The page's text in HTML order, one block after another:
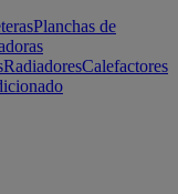
Planchas de
RadiadoresCalefactores